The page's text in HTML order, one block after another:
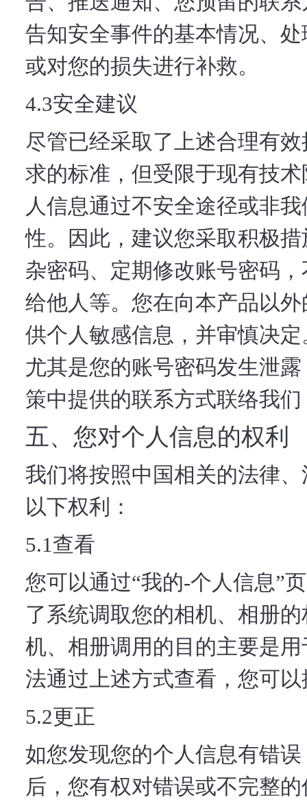
告知安全事件的基本情况、
或对您的损失进行补救。
4.3安全建议
尽管已经采取了上述合理有
求的标准，但受限于现有技
人信息通过不安全途径或非
性。因此，建议您采取积极
杂密码、定期修改账号密码
给他人等。您在向本产品以
供个人敏感信息，并审慎决
尤其是您的账号密码发生泄
策中提供的联系方式联络我
五、您对个人信息的权利
我们将按照中国相关的法律
以下权利：
5.1查看
您可以通过“我的-个人信息”
了系统调取您的相机、相册
机、相册调用的目的主要是
法通过上述方式查看，您可
5.2更正
如您发现您的个人信息有错
后，您有权对错误或不完整